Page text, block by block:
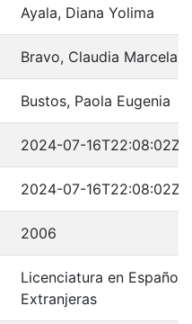
Ayala, Diana Yolima
Bravo, Claudia Marcela
Bustos, Paola Eugenia
2024-07-16T22:08:02Z
2024-07-16T22:08:02Z
2006
Licenciatura en Español
Extranjeras